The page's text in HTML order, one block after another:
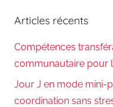
Articles récents
Compétences
communautaire pour
Jour J en mode mini-
coordination sans